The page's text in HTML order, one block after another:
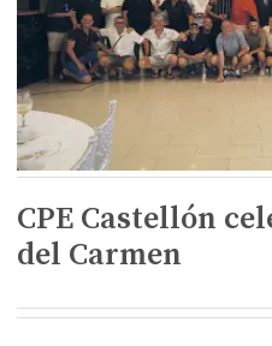
CPE Castellón
del Carmen